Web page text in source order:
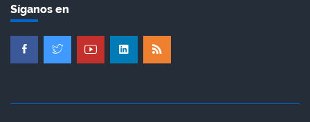
Síganos en